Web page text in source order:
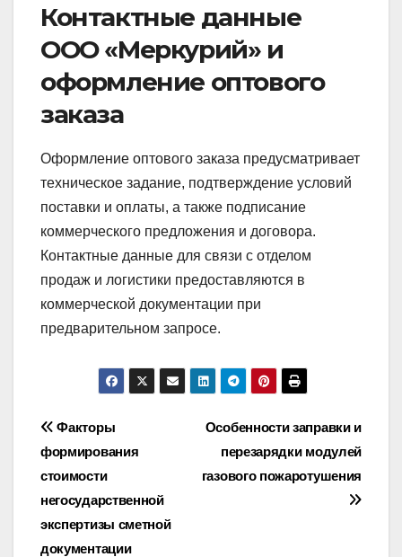
Контактные данные
ООО «Меркурий» и
оформление оптового
заказа
Оформление оптового заказа предусматривает
техническое задание, подтверждение условий
поставки и оплаты, а также подписание
коммерческого предложения и договора.
Контактные данные для связи с отделом
продаж и логистики предоставляются в
коммерческой документации при
предварительном запросе.
Навигация
по
записям
Особенности заправки и
перезарядки модулей
газового пожаротушения
Факторы
формирования
стоимости
негосударственной
экспертизы сметной
документации